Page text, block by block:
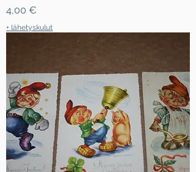
Hinta
4,00 €
+ lähetyskulut